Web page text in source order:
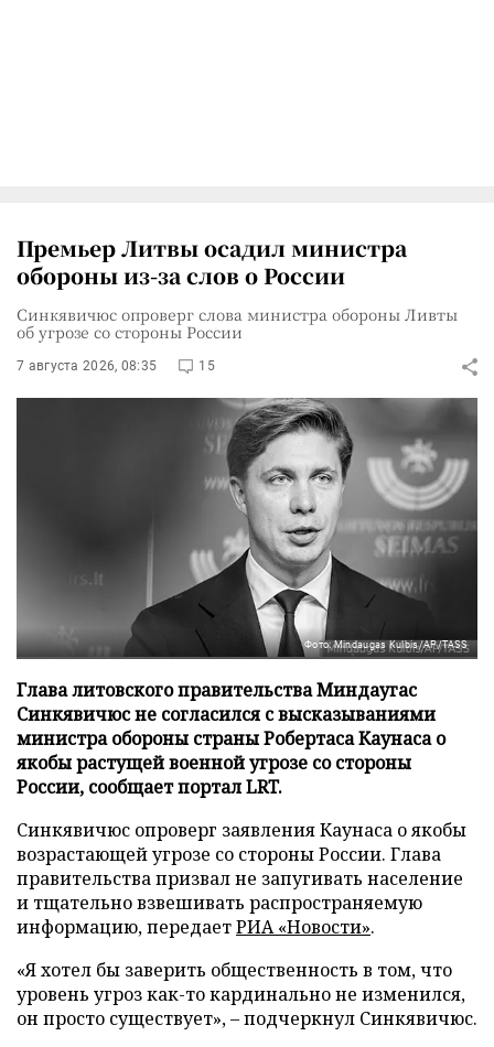
Премьер Литвы осадил министра
обороны из-за слов о России
Синкявичюс опроверг слова министра обороны Ливты
об угрозе со стороны России
7 августа 2026, 08:35 15
Фото: Mindaugas Kulbis/AP/TASS
Глава литовского правительства Миндаугас
Синкявичюс не согласился с высказываниями
министра обороны страны Робертаса Каунаса о
якобы растущей военной угрозе со стороны
России, сообщает портал LRT.
Синкявичюс опроверг заявления Каунаса о якобы
возрастающей угрозе со стороны России. Глава
правительства призвал не запугивать население
и тщательно взвешивать распространяемую
информацию, передаетРИА «Новости».
«Я хотел бы заверить общественность в том, что
уровень угроз как-то кардинально не изменился,
он просто существует», – подчеркнул Синкявичюс.